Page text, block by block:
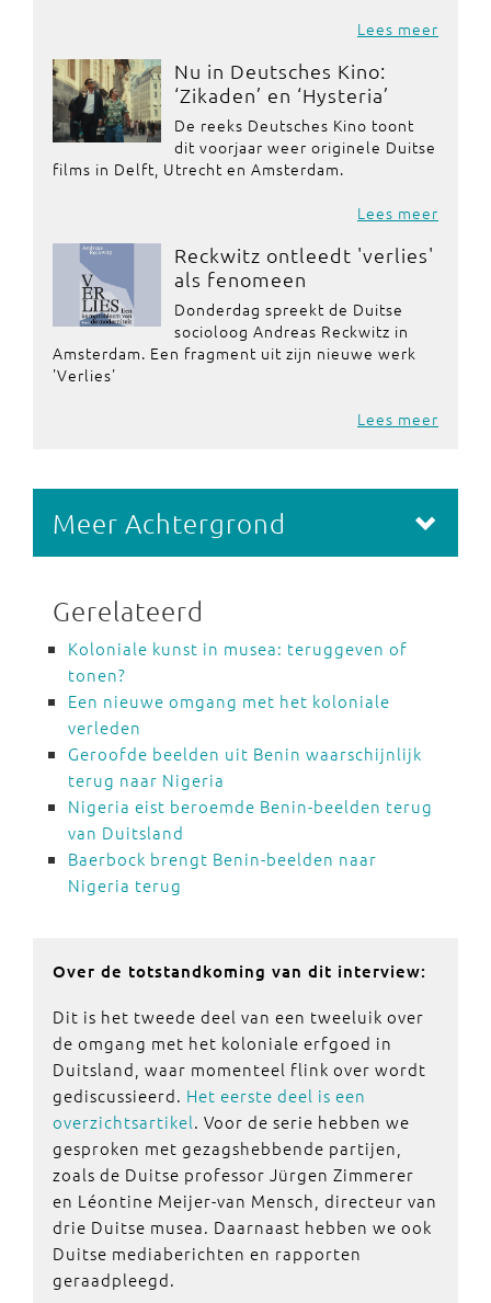
Lees meer
Nu in Deutsches Kino:
‘Zikaden’ en ‘Hysteria’
De reeks Deutsches Kino toont
dit voorjaar weer originele Duitse
films in Delft, Utrecht en Amsterdam.
Lees meer
Reckwitz ontleedt 'verlies'
als fenomeen
Donderdag spreekt de Duitse
socioloog Andreas Reckwitz in
Amsterdam. Een fragment uit zijn nieuwe werk
'Verlies'
Lees meer
Meer Achtergrond
Gerelateerd
Koloniale kunst in musea: teruggeven of
tonen?
Een nieuwe omgang met het koloniale
verleden
Geroofde beelden uit Benin waarschijnlijk
terug naar Nigeria
Nigeria eist beroemde Benin-beelden terug
van Duitsland
Baerbock brengt Benin-beelden naar
Nigeria terug
Over de totstandkoming van dit interview:
Dit is het tweede deel van een tweeluik over
de omgang met het koloniale erfgoed in
Duitsland, waar momenteel flink over wordt
gediscussieerd. Het eerste deel is een
overzichtsartikel. Voor de serie hebben we
gesproken met gezagshebbende partijen,
zoals de Duitse professor Jürgen Zimmerer
en Léontine Meijer-van Mensch, directeur van
drie Duitse musea. Daarnaast hebben we ook
Duitse mediaberichten en rapporten
geraadpleegd.